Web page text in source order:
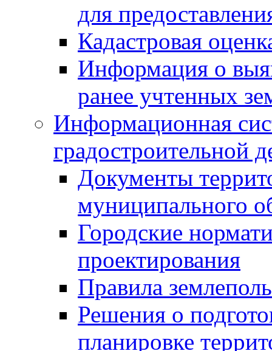
для
Кадастровая
Информация о
ранее учтенных
Информационная
градостроительной
Документы
муниципального
Городские
проектирования
Правила
Решения о
планировке